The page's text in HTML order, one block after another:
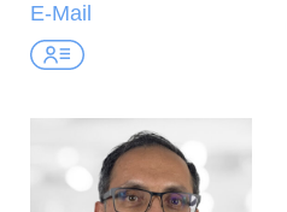
E-Mail